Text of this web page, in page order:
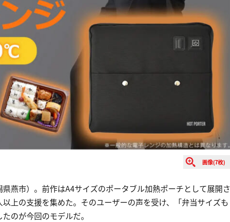
画像(7枚)
燕市）。前作はA4サイズのポータブル加熱ポーチとして展開さ
上の支援を集めた。そのユーザーの声を受け、「弁当サイズも
のが今回のモデルだ。